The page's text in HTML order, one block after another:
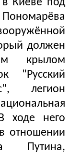
в Киеве под
должен
крылом
"Русский
легион
ходе него
отношении
Путина,